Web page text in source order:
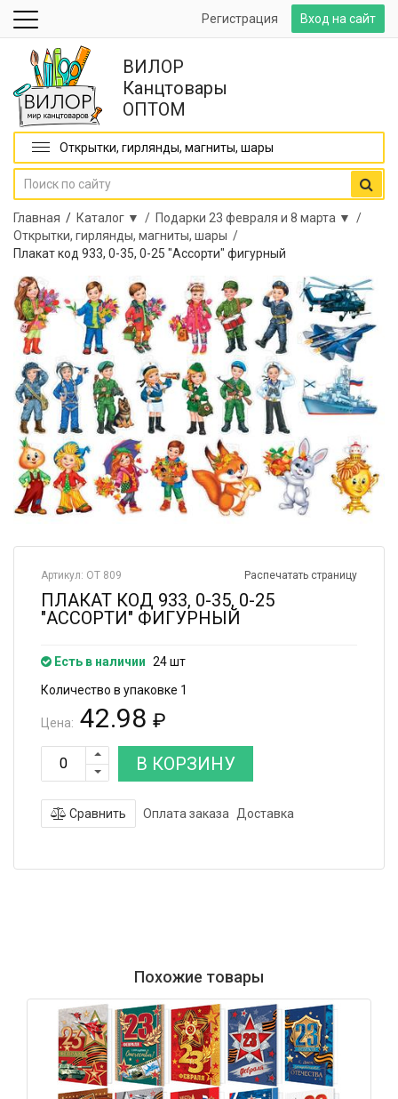
Вход на сайт
Регистрация
ВИЛОР
Канцтовары
ОПТОМ
Открытки, гирлянды, магниты, шары
Главная / Каталог ▼ / Подарки 23 февраля и 8 марта ▼ /
Открытки, гирлянды, магниты, шары /
Плакат код 933, 0-35, 0-25 "Ассорти" фигурный
Распечатать страницу
Артикул: ОТ 809
ПЛАКАТ КОД 933, 0-35, 0-25
"АССОРТИ" ФИГУРНЫЙ
Есть в наличии 24 шт
Количество в упаковке 1
Цена: 42.98 ₽
В КОРЗИНУ
Сравнить Оплата заказа Доставка
Похожие товары